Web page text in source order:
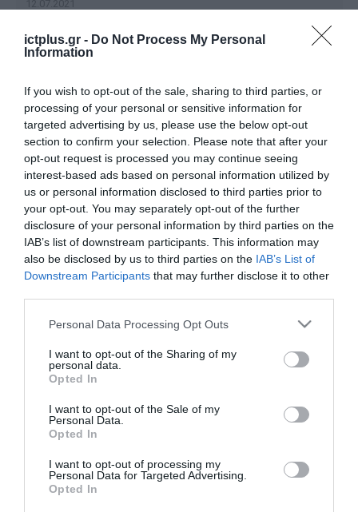
ictplus.gr - Do Not Process My Personal
Information
If you wish to opt-out of the sale, sharing to third parties, or
processing of your personal or sensitive information for
targeted advertising by us, please use the below opt-out
section to confirm your selection. Please note that after your
opt-out request is processed you may continue seeing
interest-based ads based on personal information utilized by
us or personal information disclosed to third parties prior to
your opt-out. You may separately opt-out of the further
disclosure of your personal information by third parties on the
IAB’s list of downstream participants. This information may
also be disclosed by us to third parties on the IAB’s List of
Downstream Participants that may further disclose it to other
Please note that this website/app uses one or more Google
not limited to your visit or usage behaviour. You may click to
grant or deny consent to Google and its third-party tags to
use your data for below specified purposes in below Google
consent section.
Personal Data Processing Opt Outs
I want to opt-out of the Sharing of my
personal data.
Opted In
I want to opt-out of the Sale of my
Personal Data.
Opted In
I want to opt-out of processing my
Personal Data for Targeted Advertising.
Opted In
τα όρια της Γήινης ατμόσφαιρας. Δείτε αυτή τη
δημοσίευση στο Instagram. Η δημοσίευση
κοινοποιήθηκε από το χρήστη Richard Branson
(@richardbranson) Η εταιρία έκανε ζωντανή